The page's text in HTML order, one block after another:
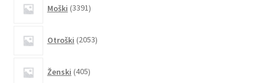
Moški 3391izdelkov
Otroški 2053izdelkov
Ženski 405izdelkov